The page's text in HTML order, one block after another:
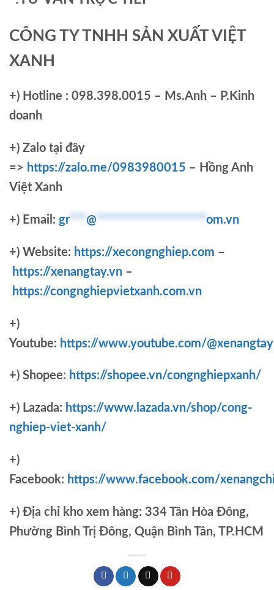
CÔNG TY TNHH SẢN XUẤT VIỆT
XANH
+) Hotline : 098.398.0015 – Ms.Anh – P.Kinh
doanh
+) Zalo tại đây
=> https://zalo.me/0983980015 – Hồng Anh
Việt Xanh
+) Email: gr***@********************om.vn
+) Website: https://xecongnghiep.com –
https://xenangtay.vn –
https://congnghiepvietxanh.com.vn
+)
Youtube: https://www.youtube.com/@xenangtay
+) Shopee: https://shopee.vn/congnghiepxanh/
+) Lazada: https://www.lazada.vn/shop/cong-
nghiep-viet-xanh/
+)
Facebook: https://www.facebook.com/
+) Địa chỉ kho xem hàng: 334 Tân Hòa Đông,
Phường Bình Trị Đông, Quận Bình Tân, TP.HCM